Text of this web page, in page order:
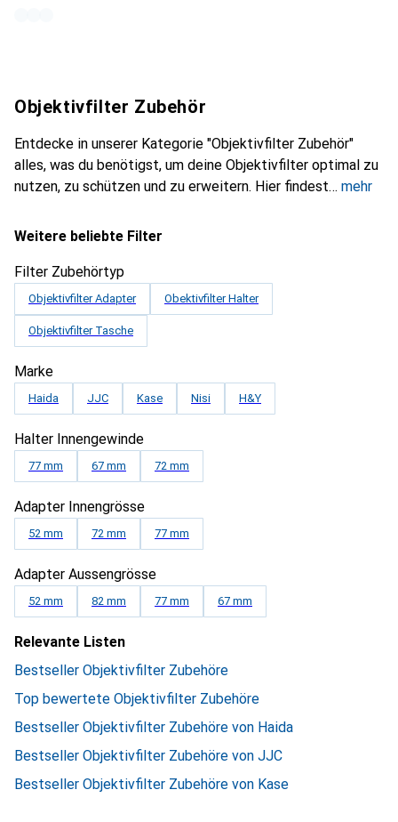
Objektivfilter Zubehör
Entdecke in unserer Kategorie "Objektivfilter Zubehör"
alles, was du benötigst, um deine Objektivfilter optimal zu
nutzen, zu schützen und zu erweitern. Hier findest
mehr
Weitere beliebte Filter
Filter Zubehörtyp
Objektivfilter Adapter Obektivfilter Halter
Objektivfilter Tasche
Marke
Haida JJC Kase Nisi H&Y
Halter Innengewinde
77 mm 67 mm 72 mm
Adapter Innengrösse
52 mm 72 mm 77 mm
Adapter Aussengrösse
52 mm 82 mm 77 mm 67 mm
Relevante Listen
Bestseller Objektivfilter Zubehöre
Top bewertete Objektivfilter Zubehöre
Bestseller Objektivfilter Zubehöre von Haida
Bestseller Objektivfilter Zubehöre von JJC
Bestseller Objektivfilter Zubehöre von Kase